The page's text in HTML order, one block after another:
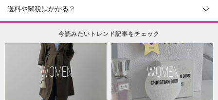
送料や関税はかかる？
今読みたいトレンド記事をチェック
WOMEN WOMEN